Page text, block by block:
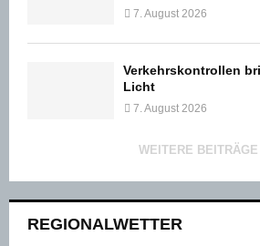
7. August 2026
Verkehrskontrollen
Licht
7. August 2026
WEITERE BEITRÄGE
REGIONALWETTER